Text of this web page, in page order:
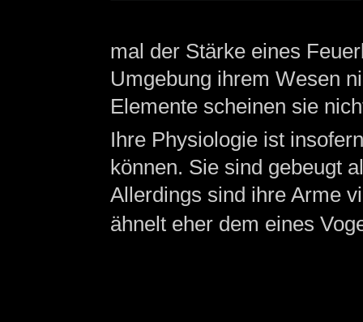
mal der Stärke eines
Umgebung ihrem Wesen
Elemente scheinen sie
Ihre Physiologie ist
können. Sie sind gebeugt
Allerdings sind ihre Arme
ähnelt eher dem eines